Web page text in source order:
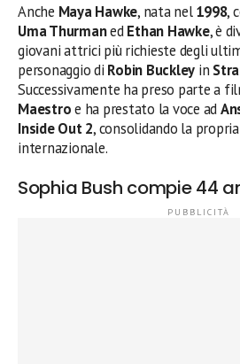
Anche Maya Hawke, nata nel1998,
Uma ThurmanedEthan Hawke, è
giovani attrici più richieste degli
personaggio di Robin Buckley in
Successivamente ha preso parte a
Maestroe ha prestato la voce ad
Inside Out 2, consolidando la
internazionale.
Sophia Bush compie 44